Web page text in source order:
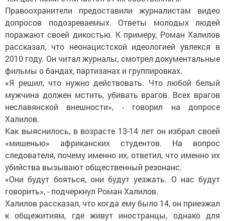
Правоохранители предоставили журналистам видео
допросов подозреваемых. Ответы молодых людей
поражают своей дикостью. К примеру, Роман Халилов
рассказал, что неонацистской идеологией увлекся в
2010 году. Он читал журналы, смотрел документальные
фильмы о бандах, партизанах и группировках.
«Я решил, что нужно действовать. Что любой белый
мужчина должен мстить, убивать врагов. Всех врагов
неславянской внешности», - говорил на допросе
Халилов.
Как выяснилось, в возрасте 13-14 лет он избрал своей
«мишенью» африканских студентов. На вопрос
следователя, почему именно их, ответил, что именно их
убийства вызывают общественный резонанс.
«Они будут бояться, они будут уезжать. О нас будут
говорить», - подчеркнул Роман Халилов.
Халилов рассказал, что когда ему было 14, он приезжал
к общежитиям, где живут иностранцы, однако для